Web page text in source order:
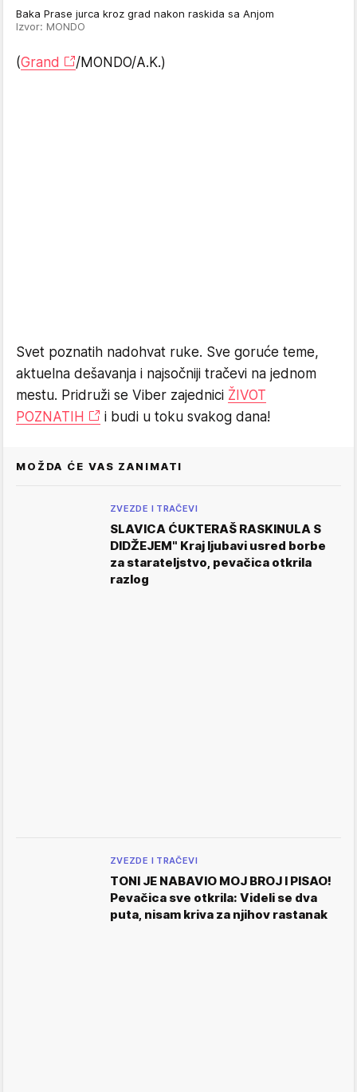
Baka Prase jurca kroz grad nakon raskida sa Anjom
Izvor: MONDO
(Grand /MONDO/A.K.)
Svet poznatih nadohvat ruke. Sve goruće teme,
aktuelna dešavanja i najsočniji tračevi na jednom
mestu. Pridruži se Viber zajednici ŽIVOT
POZNATIH
i budi u toku svakog dana!
MOŽDA ĆE VAS ZANIMATI
ZVEZDE I TRAČEVI
SLAVICA ĆUKTERAŠ RASKINULA S
DIDŽEJEM" Kraj ljubavi usred borbe
za starateljstvo, pevačica otkrila
razlog
ZVEZDE I TRAČEVI
TONI JE NABAVIO MOJ BROJ I PISAO!
Pevačica sve otkrila: Videli se dva
puta, nisam kriva za njihov rastanak